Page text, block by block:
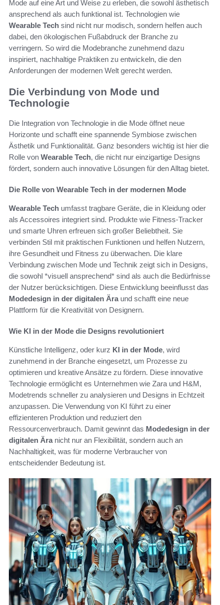
Mode auf eine Art und Weise zu erleben, die sowohl ästhetisch
ansprechend als auch funktional ist. Technologien wie
Wearable Tech sind nicht nur modisch, sondern helfen auch
dabei, den ökologischen Fußabdruck der Branche zu
verringern. So wird die Modebranche zunehmend dazu
inspiriert, nachhaltige Praktiken zu entwickeln, die den
Anforderungen der modernen Welt gerecht werden.
Die Verbindung von Mode und
Technologie
Die Integration von Technologie in die Mode öffnet neue
Horizonte und schafft eine spannende Symbiose zwischen
Ästhetik und Funktionalität. Ganz besonders wichtig ist hier die
Rolle von Wearable Tech, die nicht nur einzigartige Designs
fördert, sondern auch innovative Lösungen für den Alltag bietet.
Die Rolle von Wearable Tech in der modernen Mode
Wearable Tech umfasst tragbare Geräte, die in Kleidung oder
als Accessoires integriert sind. Produkte wie Fitness-Tracker
und smarte Uhren erfreuen sich großer Beliebtheit. Sie
verbinden Stil mit praktischen Funktionen und helfen Nutzern,
ihre Gesundheit und Fitness zu überwachen. Die klare
Verbindung zwischen Mode und Technik zeigt sich in Designs,
die sowohl *visuell ansprechend* sind als auch die Bedürfnisse
der Nutzer berücksichtigen. Diese Entwicklung beeinflusst das
Modedesign in der digitalen Äraund schafft eine neue
Plattform für die Kreativität von Designern.
Wie KI in der Mode die Designs revolutioniert
Künstliche Intelligenz, oder kurz KI in der Mode, wird
zunehmend in der Branche eingesetzt, um Prozesse zu
optimieren und kreative Ansätze zu fördern. Diese innovative
Technologie ermöglicht es Unternehmen wie Zara und H&M,
Modetrends schneller zu analysieren und Designs in Echtzeit
anzupassen. Die Verwendung von KI führt zu einer
effizienteren Produktion und reduziert den
Ressourcenverbrauch. Damit gewinnt das Modedesign in der
digitalen Äranicht nur an Flexibilität, sondern auch an
Nachhaltigkeit, was für moderne Verbraucher von
entscheidender Bedeutung ist.